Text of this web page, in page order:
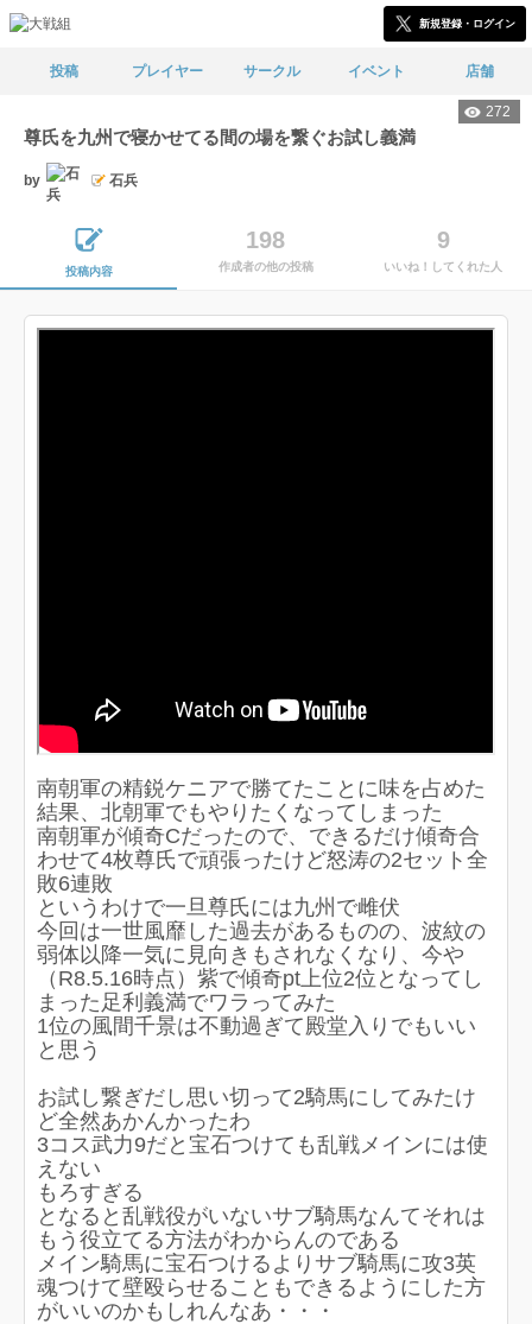
新規登録・ログイン
投稿 プレイヤー サークル イベント 店舗
272
尊氏を九州で寝かせてる間の場を繋ぐお試し義満
by 石兵
投稿内容
198
作成者の他の投稿
9
いいね！してくれた人
南朝軍の精鋭ケニアで勝てたことに味を占めた
結果、北朝軍でもやりたくなってしまった
南朝軍が傾奇Cだったので、できるだけ傾奇合
わせて4枚尊氏で頑張ったけど怒涛の2セット全
敗6連敗
というわけで一旦尊氏には九州で雌伏
今回は一世風靡した過去があるものの、波紋の
弱体以降一気に見向きもされなくなり、今や
（R8.5.16時点）紫で傾奇pt上位2位となってし
まった足利義満でワラってみた
1位の風間千景は不動過ぎて殿堂入りでもいい
と思う
お試し繋ぎだし思い切って2騎馬にしてみたけ
ど全然あかんかったわ
3コス武力9だと宝石つけても乱戦メインには使
えない
もろすぎる
となると乱戦役がいないサブ騎馬なんてそれは
もう役立てる方法がわからんのである
メイン騎馬に宝石つけるよりサブ騎馬に攻3英
魂つけて壁殴らせることもできるようにした方
がいいのかもしれんなあ・・・